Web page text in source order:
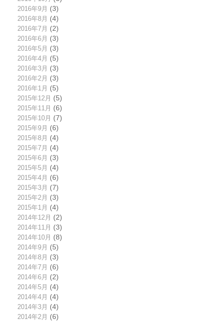
2016年9月 (3)
2016年8月 (4)
2016年7月 (2)
2016年6月 (3)
2016年5月 (3)
2016年4月 (5)
2016年3月 (3)
2016年2月 (3)
2016年1月 (5)
2015年12月 (5)
2015年11月 (6)
2015年10月 (7)
2015年9月 (6)
2015年8月 (4)
2015年7月 (4)
2015年6月 (3)
2015年5月 (4)
2015年4月 (6)
2015年3月 (7)
2015年2月 (3)
2015年1月 (4)
2014年12月 (2)
2014年11月 (3)
2014年10月 (8)
2014年9月 (5)
2014年8月 (3)
2014年7月 (6)
2014年6月 (2)
2014年5月 (4)
2014年4月 (4)
2014年3月 (4)
2014年2月 (6)